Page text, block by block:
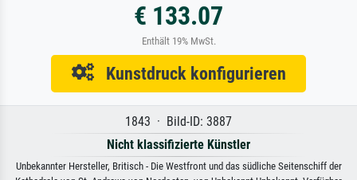
€ 133.07
Enthält 19% MwSt.
Kunstdruck konfigurieren
1843 · Bild-ID: 3887
Nicht klassifizierte Künstler
Unbekannter Hersteller, Britisch - Die Westfront und das südliche Seitenschiff der